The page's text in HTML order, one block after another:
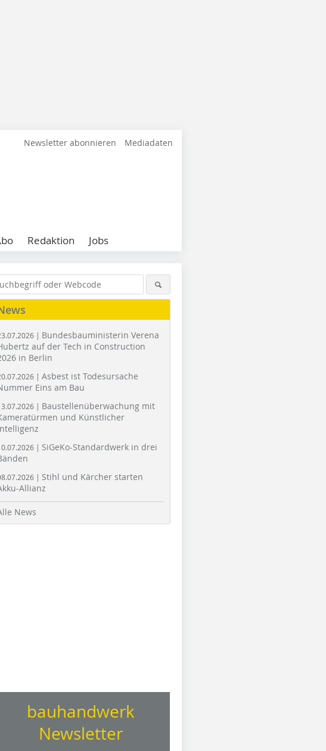
Newsletter abonnieren Mediadaten
Redaktion Jobs
| Bundesbauministerin Verena
auf der Tech in Construction
in Berlin
| Asbest ist Todesursache
Eins am Bau
| Baustellenüberwachung mit
und Künstlicher
| SiGeKo-Standardwerk in drei
| Stihl und Kärcher starten
Allianz
News
bauhandwerk
Newsletter